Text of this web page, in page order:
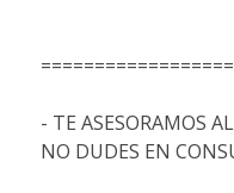
- TE ASESORAMOS
NO DUDES EN